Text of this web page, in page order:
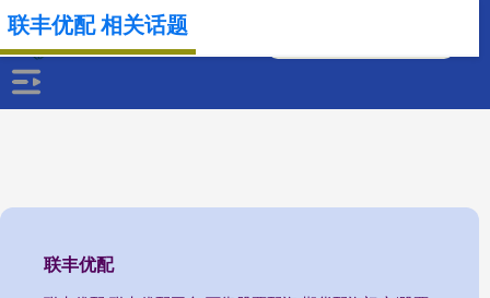
联丰优配
联丰优配 相关话题